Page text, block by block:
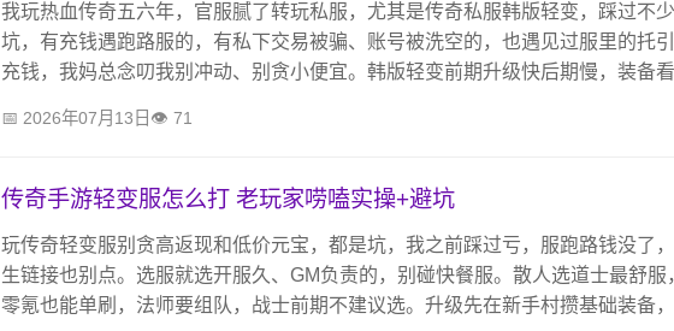
我玩热血传奇五六年，官服腻了转玩私服，尤其是传奇私服韩版轻变，踩过不少
坑，有充钱遇跑路服的，有私下交易被骗、账号被洗空的，也遇见过服里的托
充钱，我妈总念叨我别冲动、别贪小便宜。韩版轻变前期升级快后期慢，装备
就好，说到底就是图个开心，别让钱打了水漂还被我妈念叨。
2026年07月13日 71
传奇手游轻变服怎么打 老玩家唠嗑实操+避坑
玩传奇轻变服别贪高返现和低价元宝，都是坑，我之前踩过亏，服跑路钱没了
生链接也别点。选服就选开服久、GM负责的，别碰快餐服。散人选道士最舒服
零氪也能单刷，法师要组队，战士前期不建议选。升级先在新手村攒基础装备